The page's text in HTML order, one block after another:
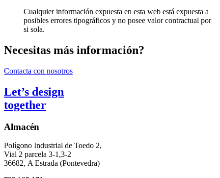
Cualquier información expuesta en esta web está expuesta a
posibles errores tipográficos y no posee valor contractual por
si sola.
Necesitas más información?
Contacta con nosotros
Let’s design
together
Almacén
Polígono Industrial de Toedo 2,
Vial 2 parcela 3-1,3-2
36682, A Estrada (Pontevedra)